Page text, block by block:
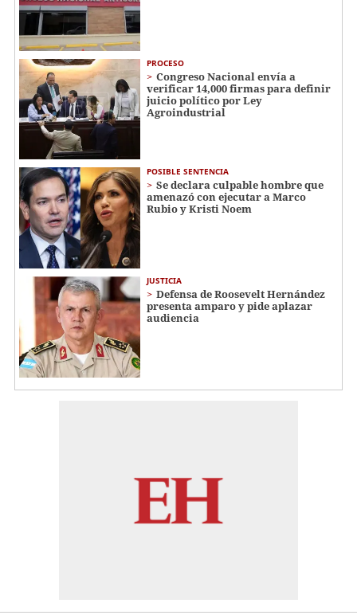
PROCESO
Congreso Nacional envía a
verificar 14,000 firmas para definir
juicio político por Ley
Agroindustrial
POSIBLE SENTENCIA
Se declara culpable hombre que
amenazó con ejecutar a Marco
Rubio y Kristi Noem
JUSTICIA
Defensa de Roosevelt Hernández
presenta amparo y pide aplazar
audiencia